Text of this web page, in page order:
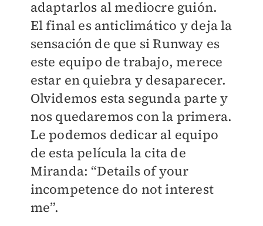
adaptarlos al mediocre guión.
El final es anticlimático y deja la
sensación de que si Runway es
este equipo de trabajo, merece
estar en quiebra y desaparecer.
Olvidemos esta segunda parte y
nos quedaremos con la primera.
Le podemos dedicar al equipo
de esta película la cita de
Miranda: “Details of your
incompetence do not interest
me”.